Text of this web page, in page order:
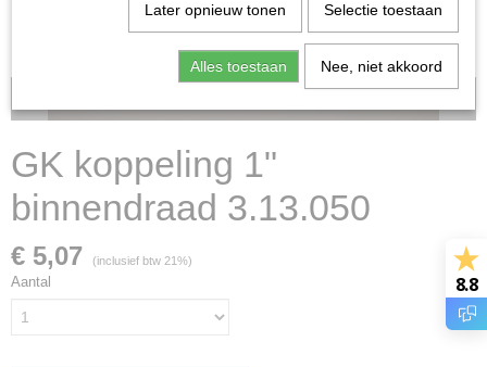
GK koppeling 1"
binnendraad 3.13.050
€ 5,07 (inclusief btw 21%)
Aantal 8.8
Later opnieuw tonen Selectie toestaan
Alles toestaan Nee, niet akkoord